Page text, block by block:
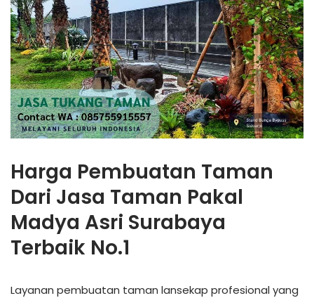
Harga Pembuatan Taman
Dari Jasa Taman Pakal
Madya Asri Surabaya
Terbaik No.1
Layanan pembuatan taman lansekap profesional yang